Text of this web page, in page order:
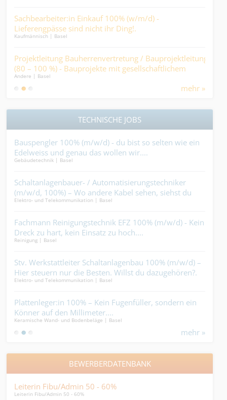
Sachbearbeiter:in Einkauf 100% (w/m/d) -
Lieferengpässe sind nicht ihr Ding!.
Kaufmännisch | Basel
Projektleitung Bauherrenvertretung / Bauprojektleitung
(80 – 100 %) - Bauprojekte mit gesellschaftlichem
Mehrwert, statt reine Renditeobjekte.
Andere | Basel
mehr »
TECHNISCHE JOBS
Bauspengler 100% (m/w/d) - du bist so selten wie ein
Edelweiss und genau das wollen wir....
Gebäudetechnik | Basel
Schaltanlagenbauer- / Automatisierungstechniker
(m/w/d, 100%) – Wo andere Kabel sehen, siehst du
Magie....
Elektro- und Telekommunikation | Basel
Fachmann Reinigungstechnik EFZ 100% (m/w/d) - Kein
Dreck zu hart, kein Einsatz zu hoch....
Reinigung | Basel
Stv. Werkstattleiter Schaltanlagenbau 100% (m/w/d) –
Hier steuern nur die Besten. Willst du dazugehören?.
Elektro- und Telekommunikation | Basel
Plattenleger:in 100% – Kein Fugenfüller, sondern ein
Könner auf den Millimeter....
Keramische Wand- und Bodenbeläge | Basel
mehr »
BEWERBERDATENBANK
Leiterin Fibu/Admin 50 - 60%
Leiterin Fibu/Admin 50 - 60%